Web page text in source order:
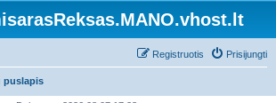
Prisijungti
Registruotis
puslapis